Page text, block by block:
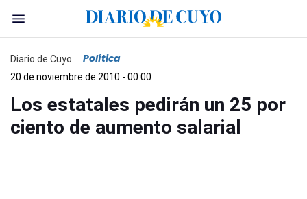
Diario de Cuyo Política
20 de noviembre de 2010 - 00:00
Los estatales pedirán un 25 por
ciento de aumento salarial